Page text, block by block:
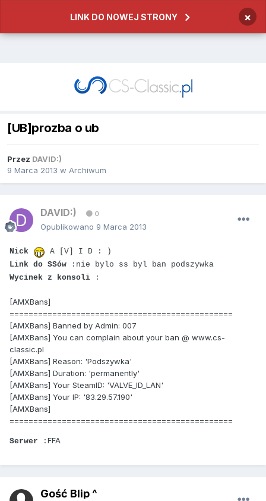
LINK DO NOWEJ STRONY ×
[UB]prozba o ub
Przez DAVID:)
9 Marca 2013 w Archiwum
DAVID:) 0
Opublikowano 9 Marca 2013
Nick
A [V] I D : )
Link do SSów :nie bylo ss byl ban podszywka
Wycinek z konsoli :
[AMXBans]
===============================================
[AMXBans] Banned by Admin: 007
[AMXBans] You can complain about your ban @ www.cs-
classic.pl
[AMXBans] Reason: 'Podszywka'
[AMXBans] Duration: 'permanently'
[AMXBans] Your SteamID: 'VALVE_ID_LAN'
[AMXBans] Your IP: '83.29.57.190'
[AMXBans]
===============================================
Serwer : FFA
Gość Blip ^